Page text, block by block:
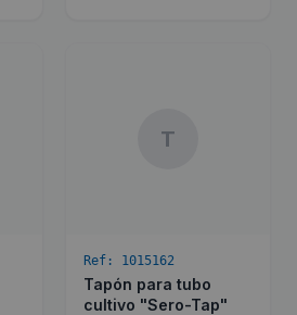
T
Ref: 1015162
Tapón para tubo
cultivo "Sero-Tap"